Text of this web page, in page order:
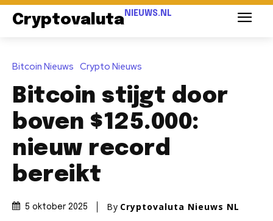
Cryptovaluta NIEUWS.NL
Bitcoin Nieuws Crypto Nieuws
Bitcoin stijgt door
boven $125.000:
nieuw record
bereikt
5 oktober 2025 By Cryptovaluta Nieuws NL